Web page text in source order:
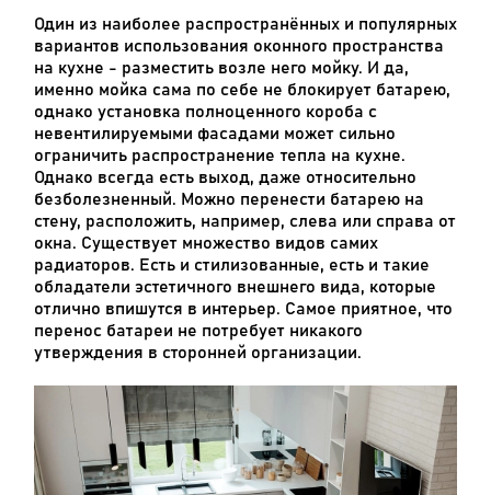
Один из наиболее распространённых и популярных
вариантов использования оконного пространства
на кухне - разместить возле него мойку. И да,
именно мойка сама по себе не блокирует батарею,
однако установка полноценного короба с
невентилируемыми фасадами может сильно
ограничить распространение тепла на кухне.
Однако всегда есть выход, даже относительно
безболезненный. Можно перенести батарею на
стену, расположить, например, слева или справа от
окна. Существует множество видов самих
радиаторов. Есть и стилизованные, есть и такие
обладатели эстетичного внешнего вида, которые
отлично впишутся в интерьер. Самое приятное, что
перенос батареи не потребует никакого
утверждения в сторонней организации.